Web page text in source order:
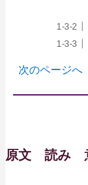
次のページへ
原文 読み